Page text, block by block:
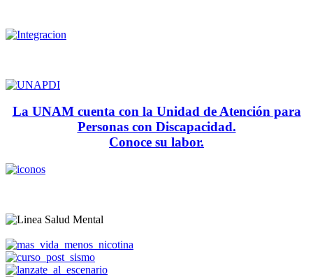
La UNAM cuenta con la Unidad de Atención para
Personas con Discapacidad.
Conoce su labor.